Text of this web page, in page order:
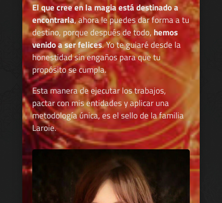
El que cree en la magia está destinado a
encontrarla, ahora le puedes dar forma a tu
destino, porque después de todo, hemos
venido a ser felices. Yo te guiaré desde la
honestidad sin engaños para que tu
propósito se cumpla.
Esta manera de ejecutar los trabajos,
pactar con mis entidades y aplicar una
metodología única, es el sello de la familia
Laroie.